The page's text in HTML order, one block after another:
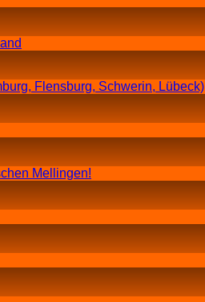
Flensburg, Schwerin, Lübeck)
Mellingen!